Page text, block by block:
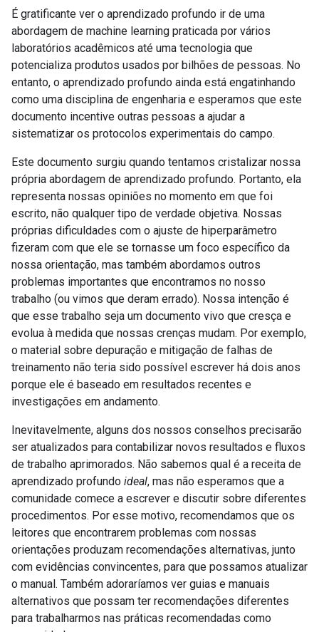
É gratificante ver o aprendizado profundo ir de uma
abordagem de machine learning praticada por vários
laboratórios acadêmicos até uma tecnologia que
potencializa produtos usados por bilhões de pessoas. No
entanto, o aprendizado profundo ainda está engatinhando
como uma disciplina de engenharia e esperamos que este
documento incentive outras pessoas a ajudar a
sistematizar os protocolos experimentais do campo.
Este documento surgiu quando tentamos cristalizar nossa
própria abordagem de aprendizado profundo. Portanto, ela
representa nossas opiniões no momento em que foi
escrito, não qualquer tipo de verdade objetiva. Nossas
próprias dificuldades com o ajuste de hiperparâmetro
fizeram com que ele se tornasse um foco específico da
nossa orientação, mas também abordamos outros
problemas importantes que encontramos no nosso
trabalho (ou vimos que deram errado). Nossa intenção é
que esse trabalho seja um documento vivo que cresça e
evolua à medida que nossas crenças mudam. Por exemplo,
o material sobre depuração e mitigação de falhas de
treinamento não teria sido possível escrever há dois anos
porque ele é baseado em resultados recentes e
investigações em andamento.
Inevitavelmente, alguns dos nossos conselhos precisarão
ser atualizados para contabilizar novos resultados e fluxos
de trabalho aprimorados. Não sabemos qual é a receita de
aprendizado profundo ideal, mas não esperamos que a
comunidade comece a escrever e discutir sobre diferentes
procedimentos. Por esse motivo, recomendamos que os
leitores que encontrarem problemas com nossas
orientações produzam recomendações alternativas, junto
com evidências convincentes, para que possamos atualizar
o manual. Também adoraríamos ver guias e manuais
alternativos que possam ter recomendações diferentes
para trabalharmos nas práticas recomendadas como